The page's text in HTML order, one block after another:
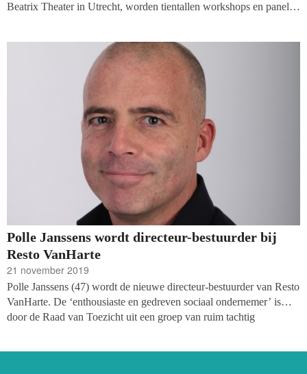
Beatrix Theater in Utrecht, worden tientallen workshops en panels
en het bewaken van vertrouwen van donateurs, en de toekomst van
vermogensfondsen: welke trends zijn er te zien? En er volgen de
komende periode nog veel meer workshops!
Polle Janssens wordt directeur-bestuurder bij
Resto VanHarte
21 november 2019
Polle Janssens (47) wordt de nieuwe directeur-bestuurder van Resto
VanHarte. De ‘enthousiaste en gedreven sociaal ondernemer’ is
door de Raad van Toezicht uit een groep van ruim tachtig